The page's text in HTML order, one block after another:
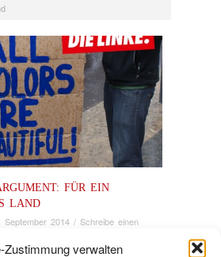
Zustimmung verwalten
FÜR EIN
LAND
September 2014 / Schreibe einen